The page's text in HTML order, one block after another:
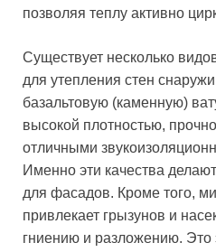
позволяя теплу активно
Существует несколько
для утепления стен
базальтовую (каменную)
высокой плотностью,
отличными
Именно эти качества
для фасадов. Кроме того,
привлекает грызунов и
гниению и разложению. Это